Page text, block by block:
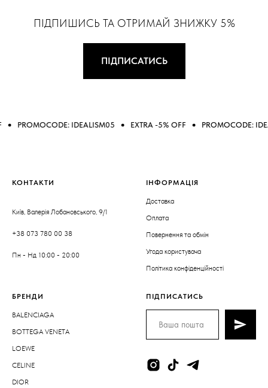
ПІДПИШИСЬ ТА ОТРИМАЙ ЗНИЖКУ 5%
ПІДПИСАТИСЬ
IDEALISM05 EXTRA -5% OFF PROMOCODE:
КОНТАКТИ
Київ, Валерія Лобановського, 9/1
+38 073 780 00 38
Пн - Нд 10:00 - 20:00
ІНФОРМАЦІЯ
Доставка
Оплата
Повернення та обмін
Угода користувача
Політика конфіденційності
БРЕНДИ
BALENCIAGA
BOTTEGA VENETA
LOEWE
CELINE
DIOR
ПІДПИСАТИСЬ